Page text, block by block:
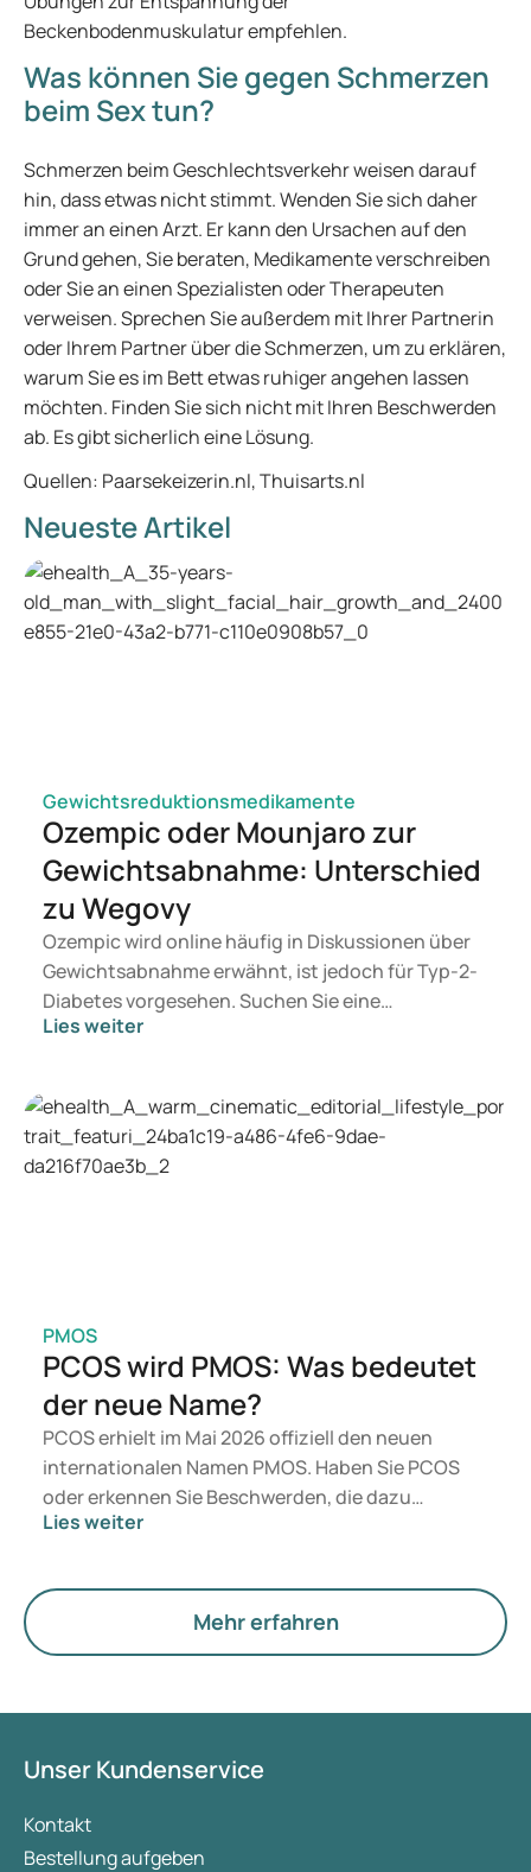
Beckenbodenmuskulatur empfehlen.
Was können Sie gegen Schmerzen
beim Sex tun?
Schmerzen beim Geschlechtsverkehr weisen darauf
hin, dass etwas nicht stimmt. Wenden Sie sich daher
immer an einen Arzt. Er kann den Ursachen auf den
Grund gehen, Sie beraten, Medikamente verschreiben
oder Sie an einen Spezialisten oder Therapeuten
verweisen. Sprechen Sie außerdem mit Ihrer Partnerin
oder Ihrem Partner über die Schmerzen, um zu erklären,
warum Sie es im Bett etwas ruhiger angehen lassen
möchten. Finden Sie sich nicht mit Ihren Beschwerden
ab. Es gibt sicherlich eine Lösung.
Quellen: Paarsekeizerin.nl, Thuisarts.nl
Neueste Artikel
Gewichtsreduktionsmedikamente
Ozempic oder Mounjaro zur
Gewichtsabnahme: Unterschied
zu Wegovy
Ozempic wird online häufig in Diskussionen über
Gewichtsabnahme erwähnt, ist jedoch für Typ-2-
Diabetes vorgesehen. Suchen Sie eine
Behandlung zur Gewichtskontrolle, kommen eher
Arzt auf Basis Ihrer Gesundheit, Ihres BMI und
Ihres Medikamentengebrauchs.
Lies weiter
PMOS
PCOS wird PMOS: Was bedeutet
der neue Name?
PCOS erhielt im Mai 2026 offiziell den neuen
internationalen Namen PMOS. Haben Sie PCOS
oder erkennen Sie Beschwerden, die dazu
passen? Medizinisch ändert sich vorerst nichts.
Hormone, den Stoffwechsel und die Funktion der
Lies weiter
Mehr erfahren
Unser Kundenservice
Kontakt
Bestellung aufgeben